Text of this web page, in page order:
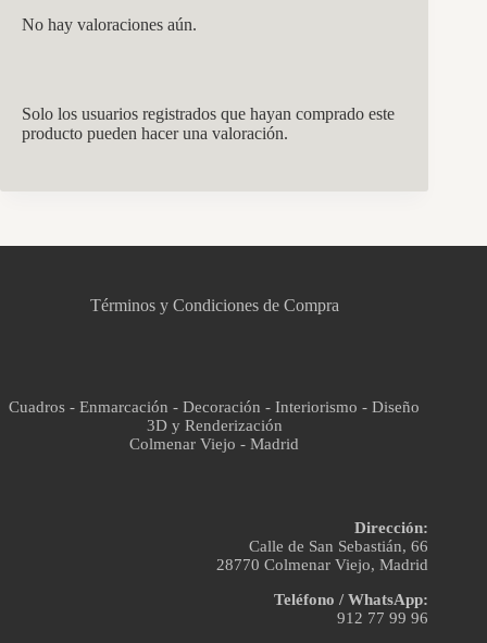
No hay valoraciones aún.
Solo los usuarios registrados que hayan comprado este
producto pueden hacer una valoración.
Términos y Condiciones de Compra
Cuadros - Enmarcación - Decoración - Interiorismo - Diseño
3D y Renderización
Colmenar Viejo - Madrid
Dirección:
Calle de San Sebastián, 66
28770 Colmenar Viejo, Madrid
Teléfono / WhatsApp:
912 77 99 96
Asistente virtual · En línea